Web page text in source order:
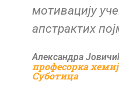
мотивацију
апстрактих
Александра
професорка
Суботица